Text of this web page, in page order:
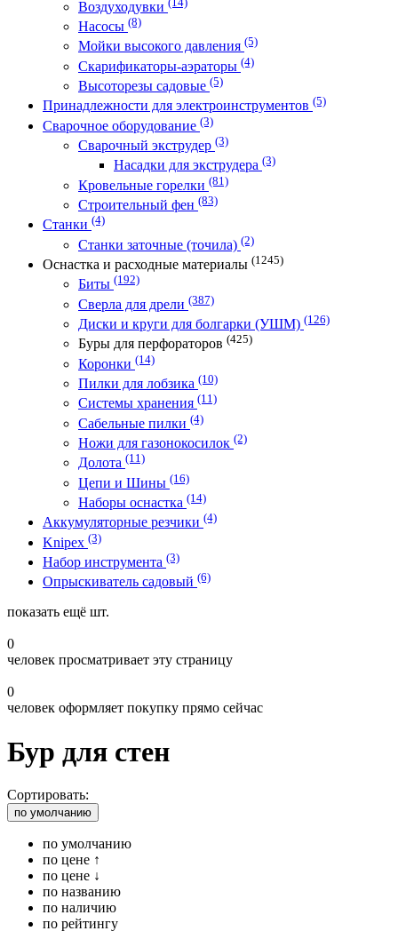
Воздуходувки
Насосы (8)
Мойки высокого давления (5)
Скарификаторы-аэраторы (4)
Высоторезы садовые (5)
Принадлежности для электроинструментов (5)
Сварочное оборудование (3)
Сварочный экструдер (3)
Насадки для экструдера (3)
Кровельные горелки (81)
Строительный фен (83)
Станки (4)
Станки заточные (точила) (2)
Оснастка и расходные материалы (1245)
Биты (192)
Сверла для дрели (387)
Диски и круги для болгарки (УШМ) (126)
Буры для перфораторов (425)
Коронки (14)
Пилки для лобзика (10)
Системы хранения (11)
Сабельные пилки (4)
Ножи для газонокосилок (2)
Долота (11)
Цепи и Шины (16)
Наборы оснастка (14)
Аккумуляторные резчики (4)
Knipex (3)
Набор инструмента (3)
Опрыскиватель садовый (6)
показать ещё шт.
0
человек просматривает эту страницу
0
человек оформляет покупку прямо сейчас
Бур для стен
Сортировать:
по умолчанию
по умолчанию
по цене ↑
по цене ↓
по названию
по наличию
по рейтингу